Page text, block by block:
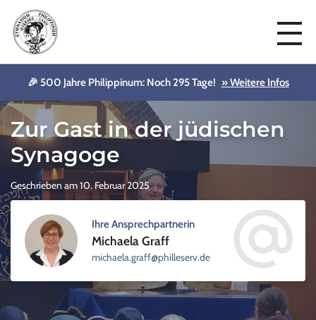
🎉 500 Jahre Philippinum: Noch 295 Tage! » Weitere Infos
Zur Gast in der jüdischen
Synagoge
Geschrieben am 10. Februar 2025
Ihre Ansprechpartnerin
Michaela Graff
ed.vre
sellihp@ffarg.aleahcim